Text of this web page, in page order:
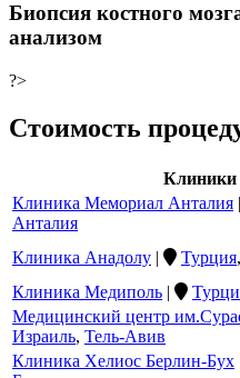
Биопсия костного
анализом
?>
Стоимость
Клиники
Клиника Мемориал Анталия |
Анталия
Клиника Анадолу | Турция,
Клиника Медиполь |
Медицинский центр
Израиль, Тель-Авив
Клиника Хелиос Берлин-Бух